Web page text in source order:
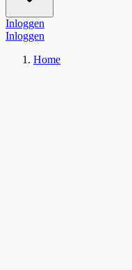
Inloggen
Inloggen
Home